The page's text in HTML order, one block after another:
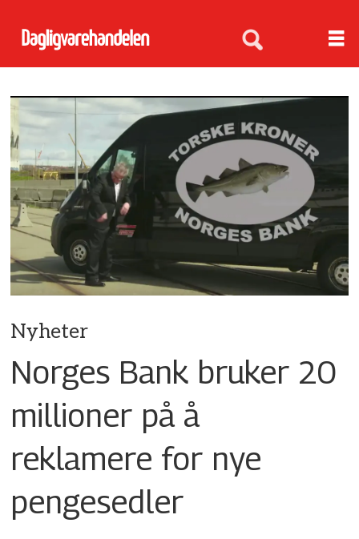
Nyheter
Norges Bank bruker 20
millioner på å
reklamere for nye
pengesedler